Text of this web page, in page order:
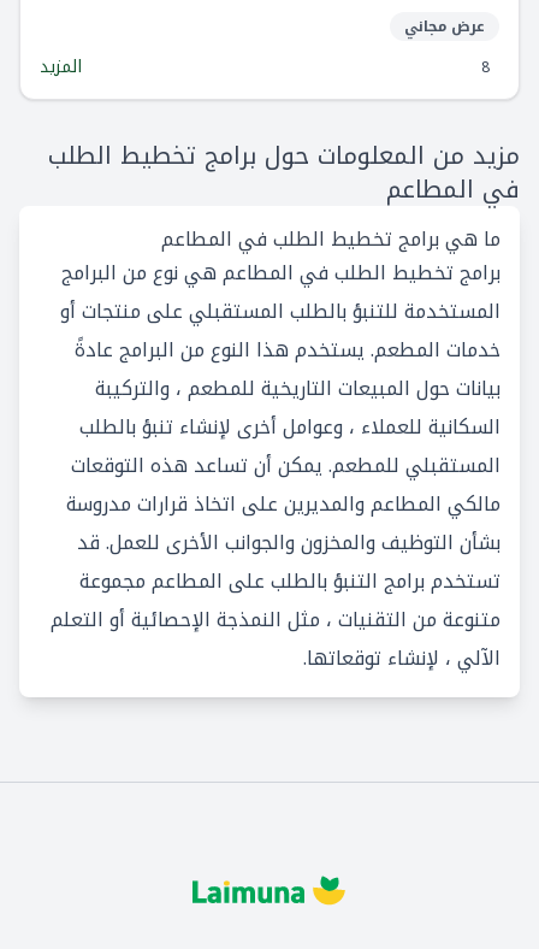
عرض مجاني
8
المزيد
مزيد من المعلومات حول برامج تخطيط الطلب
في المطاعم
ما هي برامج تخطيط الطلب في المطاعم
برامج تخطيط الطلب في المطاعم هي نوع من البرامج
المستخدمة للتنبؤ بالطلب المستقبلي على منتجات أو
خدمات المطعم. يستخدم هذا النوع من البرامج عادةً
بيانات حول المبيعات التاريخية للمطعم ، والتركيبة
السكانية للعملاء ، وعوامل أخرى لإنشاء تنبؤ بالطلب
المستقبلي للمطعم. يمكن أن تساعد هذه التوقعات
مالكي المطاعم والمديرين على اتخاذ قرارات مدروسة
بشأن التوظيف والمخزون والجوانب الأخرى للعمل. قد
تستخدم برامج التنبؤ بالطلب على المطاعم مجموعة
متنوعة من التقنيات ، مثل النمذجة الإحصائية أو التعلم
الآلي، لإنشاء توقعاتها.